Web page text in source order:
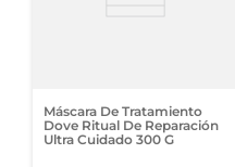
Máscara De Tratamiento
Dove Ritual De Reparación
Ultra Cuidado 300 G